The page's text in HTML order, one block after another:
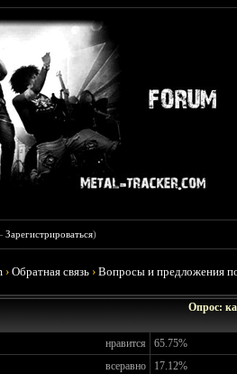
Зарегистрироваться)
›Обратная связь ›Вопросы и предложения
Опрос:
нравится
65.75%
всеравно
17.12%